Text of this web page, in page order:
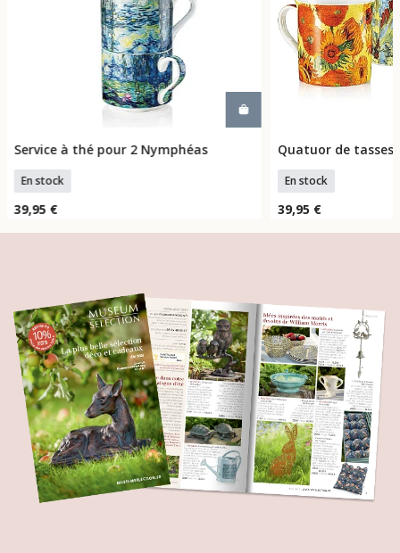
Ajouter Au Panier
Service à thé pour 2 Nymphéas
En stock
39,95 €
Ajouter
Quatuor de tasses
En stock
39,95 €